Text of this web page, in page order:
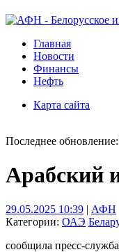
Главная
Новости
Финансы
Нефть
Карта сайта
Последнее
Арабский
29.05.2025 10:39 | АФН
Категории: ОАЭ
сообщила пресс-